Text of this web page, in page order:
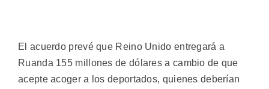
El acuerdo prevé que Reino Unido entregará a
Ruanda 155 millones de dólares a cambio de que
acepte acoger a los deportados, quienes deberían